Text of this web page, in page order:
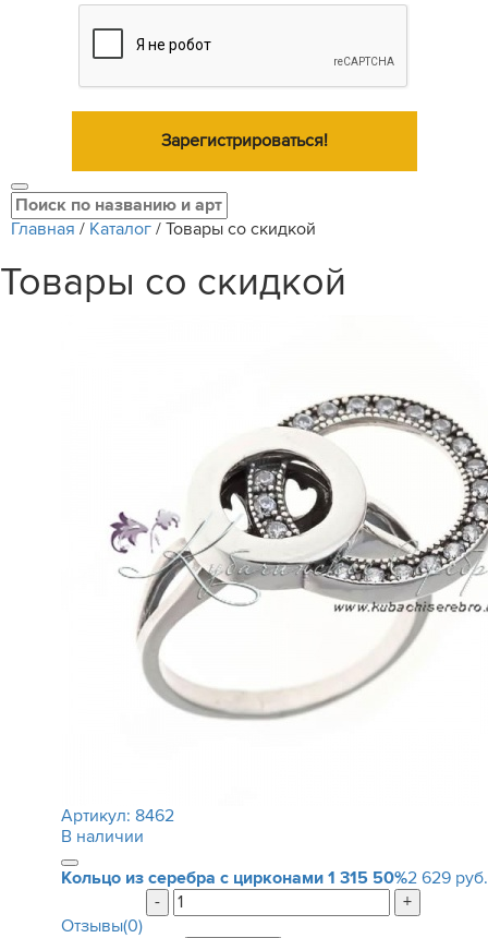
Зарегистрироваться!
Главная / Каталог / Товары со скидкой
Товары со скидкой
Артикул: 8462
В наличии
Кольцо из серебра с цирконами 1 315 50%2 629 руб.
-
+
Отзывы(0)